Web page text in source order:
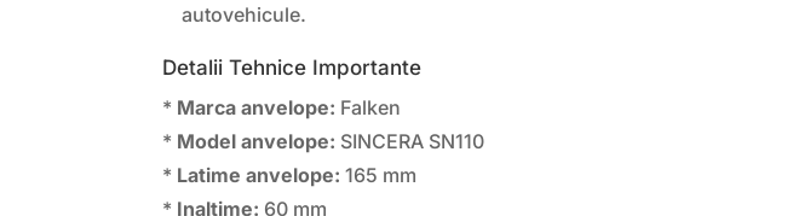
autovehicule.
Detalii Tehnice Importante
* Marca anvelope: Falken
* Model anvelope: SINCERA SN110
* Latime anvelope: 165 mm
* Inaltime: 60 mm